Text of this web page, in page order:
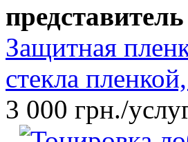
Защитная
стекла
3 000 грн./